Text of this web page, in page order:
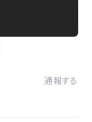
通報する